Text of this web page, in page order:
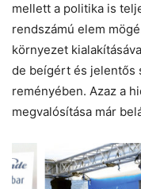
mellett a politika is
rendszámú elem
környezet
de beígért és jelentős
reményében. Azaz a
megvalósítása már